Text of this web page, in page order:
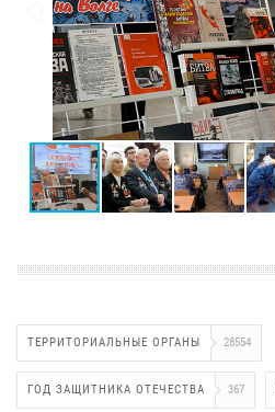
ТЕРРИТОРИАЛЬНЫЕ ОРГАНЫ 28554
ГОД ЗАЩИТНИКА ОТЕЧЕСТВА 367